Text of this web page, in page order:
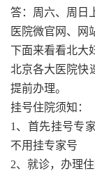
答：周六、周日
医院微官网、网
下面来看看北大
北京各大医院快
提前办理。
挂号住院须知：
1、首先挂号专
不用挂专家号
2、就诊，办理